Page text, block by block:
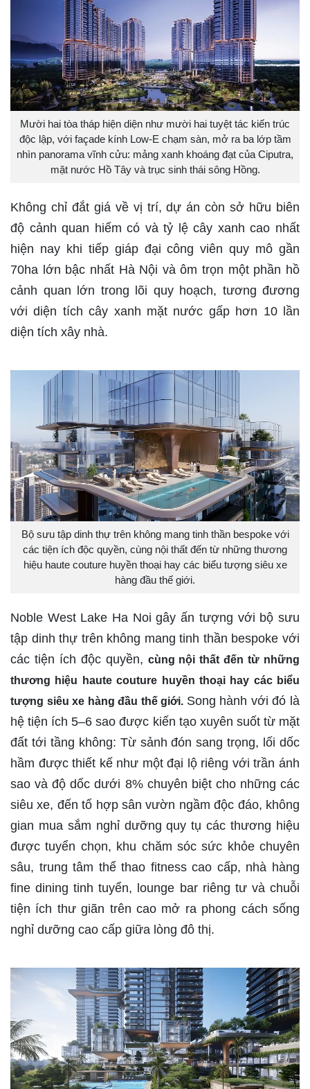
Mười hai tòa tháp hiện diện như mười hai tuyệt tác kiến trúc
độc lập, với façade kính Low-E chạm sàn, mở ra ba lớp tầm
nhìn panorama vĩnh cửu: mảng xanh khoáng đạt của Ciputra,
mặt nước Hồ Tây và trục sinh thái sông Hồng.
Không chỉ đắt giá về vị trí, dự án còn sở hữu biên
độ cảnh quan hiếm có và tỷ lệ cây xanh cao nhất
hiện nay khi tiếp giáp đại công viên quy mô gần
70ha lớn bậc nhất Hà Nội và ôm trọn một phần hồ
cảnh quan lớn trong lõi quy hoạch, tương đương
với diện tích cây xanh mặt nước gấp hơn 10 lần
diện tích xây nhà.
Bộ sưu tập dinh thự trên không mang tinh thần bespoke với
các tiện ích độc quyền, cùng nội thất đến từ những thương
hiệu haute couture huyền thoại hay các biểu tượng siêu xe
hàng đầu thế giới.
Noble West Lake Ha Noi gây ấn tượng với bộ sưu
tập dinh thự trên không mang tinh thần bespoke với
các tiện ích độc quyền, cùng nội thất đến từ những
thương hiệu haute couture huyền thoại hay các biểu
tượng siêu xe hàng đầu thế giới. Song hành với đó là
hệ tiện ích 5–6 sao được kiến tạo xuyên suốt từ mặt
đất tới tầng không: Từ sảnh đón sang trọng, lối dốc
hầm được thiết kế như một đại lộ riêng với trần ánh
sao và độ dốc dưới 8% chuyên biệt cho những các
siêu xe, đến tổ hợp sân vườn ngầm độc đáo, không
gian mua sắm nghỉ dưỡng quy tụ các thương hiệu
được tuyển chọn, khu chăm sóc sức khỏe chuyên
sâu, trung tâm thể thao fitness cao cấp, nhà hàng
fine dining tinh tuyển, lounge bar riêng tư và chuỗi
tiện ích thư giãn trên cao mở ra phong cách sống
nghỉ dưỡng cao cấp giữa lòng đô thị.